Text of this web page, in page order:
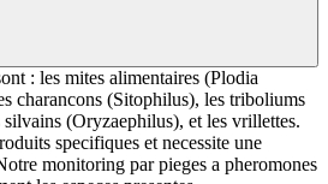
: les mites alimentaires (Plodia
charancons (Sitophilus), les triboliums
(Oryzaephilus), et les vrillettes.
specifiques et necessite une
monitoring par pieges a pheromones